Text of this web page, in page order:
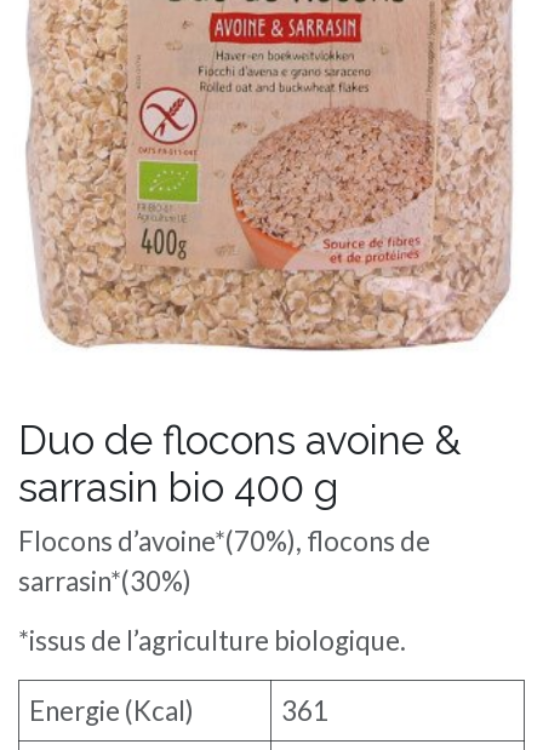
Duo de flocons avoine &
sarrasin bio 400 g
Flocons d’avoine*(70%), flocons de
sarrasin*(30%)
*issus de l’agriculture biologique.
Energie (Kcal)
361